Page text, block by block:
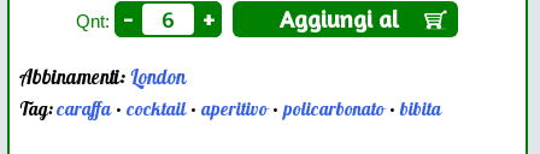
Qnt: - + Aggiungi al
Abbinamenti:London
Tag:caraffa•cocktail•aperitivo•policarbonato•bibita